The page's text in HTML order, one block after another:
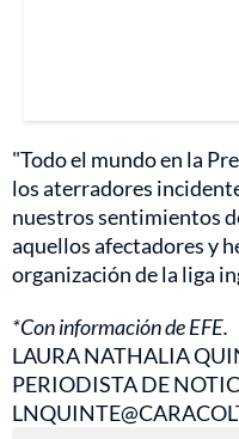
"Todo el mundo en la
los aterradores
nuestros sentimientos
aquellos afectadores y
organización de la liga
*Con información de EFE.
LAURA NATHALIA
PERIODISTA DE